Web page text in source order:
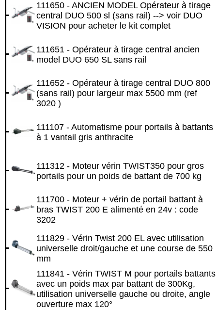
111650 - ANCIEN MODEL Opérateur à tirage
central DUO 500 sl (sans rail) --> voir DUO
VISION pour acheter le kit complet
111651 - Opérateur à tirage central ancien
model DUO 650 SL sans rail
111652 - Opérateur à tirage central DUO 800
(sans rail) pour largeur max 5500 mm (ref
3020 )
111107 - Automatisme pour portails à battants
à 1 vantail gris anthracite
111312 - Moteur vérin TWIST350 pour gros
portails pour un poids de battant de 700 kg
111700 - Moteur + vérin de portail battant à
bras TWIST 200 E alimenté en 24v : code
3202
111829 - Vérin Twist 200 EL avec utilisation
universelle droit/gauche et une course de 550
mm
111841 - Vérin TWIST M pour portails battants
avec un poids max par battant de 300Kg,
utilisation universelle gauche ou droite, angle
ouverture max 120°